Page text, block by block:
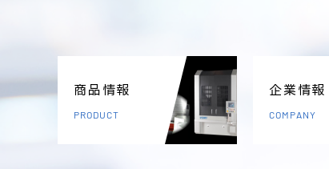
商品情報
PRODUCT
企業情報
COMPANY